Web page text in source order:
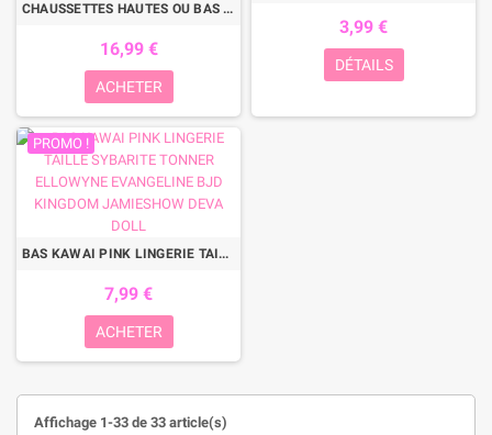
CHAUSSETTES HAUTES OU BAS ANGEL MUSIC POUR POUPÉE BLYTHE PURE NEEMO OBITSU LICCA CUSTOM BLYTHE BODIES
16,99 €
ACHETER
3,99 €
DÉTAILS
PROMO !
BAS KAWAI PINK LINGERIE TAILLE SYBARITE TONNER ELLOWYNE EVANGELINE BJD KINGDOM JAMIESHOW DEVA DOLL
7,99 €
ACHETER
Affichage 1-33 de 33 article(s)